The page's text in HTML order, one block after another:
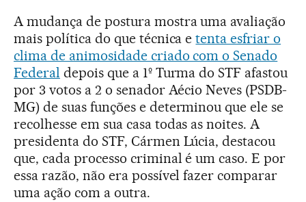
A mudança de postura mostra uma avaliação
mais política do que técnica etenta esfriar o
clima de animosidade criado com o Senado
Federal depois que a 1º Turma do STF afastou
por 3 votos a 2 o senador Aécio Neves (PSDB-
MG) de suas funções e determinou que ele se
recolhesse em sua casa todas as noites. A
presidenta do STF, Cármen Lúcia, destacou
que, cada processo criminal é um caso. E por
essa razão, não era possível fazer comparar
uma ação com a outra.